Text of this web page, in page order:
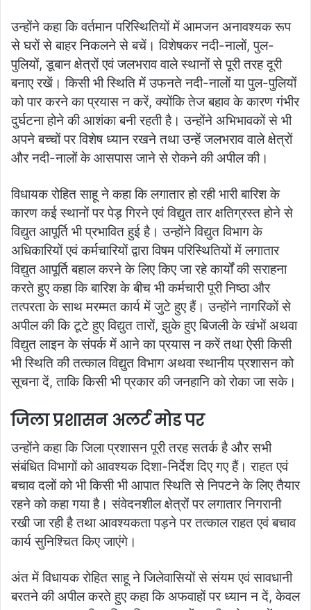
उन्होंने कहा कि वर्तमान परिस्थितियों में आमजन अनावश्यक रूप
से घरों से बाहर निकलने से बचें। विशेषकर नदी-नालों, पुल-
पुलियों, डूबान क्षेत्रों एवं जलभराव वाले स्थानों से पूरी तरह दूरी
बनाए रखें। किसी भी स्थिति में उफनते नदी-नालों या पुल-पुलियों
को पार करने का प्रयास न करें, क्योंकि तेज बहाव के कारण गंभीर
दुर्घटना होने की आशंका बनी रहती है। उन्होंने अभिभावकों से भी
अपने बच्चों पर विशेष ध्यान रखने तथा उन्हें जलभराव वाले क्षेत्रों
और नदी-नालों के आसपास जाने से रोकने की अपील की।
विधायक रोहित साहू ने कहा कि लगातार हो रही भारी बारिश के
कारण कई स्थानों पर पेड़ गिरने एवं विद्युत तार क्षतिग्रस्त होने से
विद्युत आपूर्ति भी प्रभावित हुई है। उन्होंने विद्युत विभाग के
अधिकारियों एवं कर्मचारियों द्वारा विषम परिस्थितियों में लगातार
विद्युत आपूर्ति बहाल करने के लिए किए जा रहे कार्यों की सराहना
करते हुए कहा कि बारिश के बीच भी कर्मचारी पूरी निष्ठा और
तत्परता के साथ मरम्मत कार्य में जुटे हुए हैं। उन्होंने नागरिकों से
अपील की कि टूटे हुए विद्युत तारों, झुके हुए बिजली के खंभों अथवा
विद्युत लाइन के संपर्क में आने का प्रयास न करें तथा ऐसी किसी
भी स्थिति की तत्काल विद्युत विभाग अथवा स्थानीय प्रशासन को
सूचना दें, ताकि किसी भी प्रकार की जनहानि को रोका जा सके।
जिला प्रशासन अलर्ट मोड पर
उन्होंने कहा कि जिला प्रशासन पूरी तरह सतर्क है और सभी
संबंधित विभागों को आवश्यक दिशा-निर्देश दिए गए हैं। राहत एवं
बचाव दलों को भी किसी भी आपात स्थिति से निपटने के लिए तैयार
रहने को कहा गया है। संवेदनशील क्षेत्रों पर लगातार निगरानी
रखी जा रही है तथा आवश्यकता पड़ने पर तत्काल राहत एवं बचाव
कार्य सुनिश्चित किए जाएंगे।
अंत में विधायक रोहित साहू ने जिलेवासियों से संयम एवं सावधानी
बरतने की अपील करते हुए कहा कि अफवाहों पर ध्यान न दें, केवल